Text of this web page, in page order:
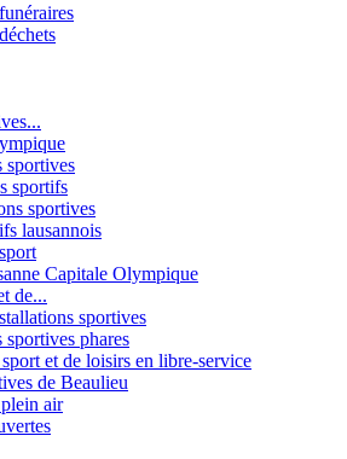
sportives
sportifs
sportives
lausannois
Capitale Olympique
de...
sportives
sportives phares
et de loisirs en libre-service
de Beaulieu
air